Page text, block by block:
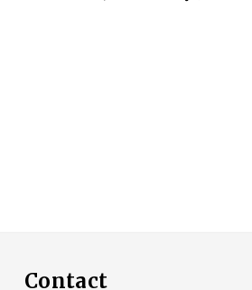
Contact